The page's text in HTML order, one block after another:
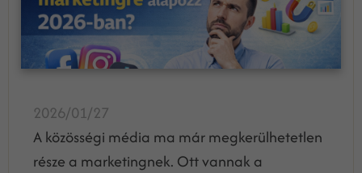
2026/01/27
A közösségi média ma már megkerülhetetlen
része a marketingnek. Ott vannak a